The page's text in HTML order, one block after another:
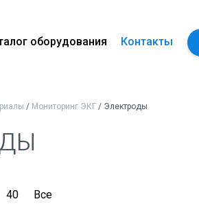
оборудования Контакты
/ Мониторинг ЭКГ / Электроды
40 Все